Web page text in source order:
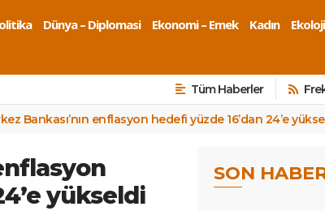
Dünya – Diplomasi Ekonomi – Emek Kadın Ekoloji
Tüm Haberler
Bankası’nın enflasyon hedefi yüzde 16’dan 24’e
yükseldi
SON